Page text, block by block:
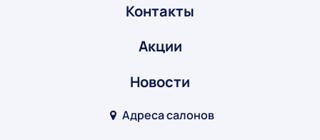
Контакты
Акции
Новости
Адреса салонов